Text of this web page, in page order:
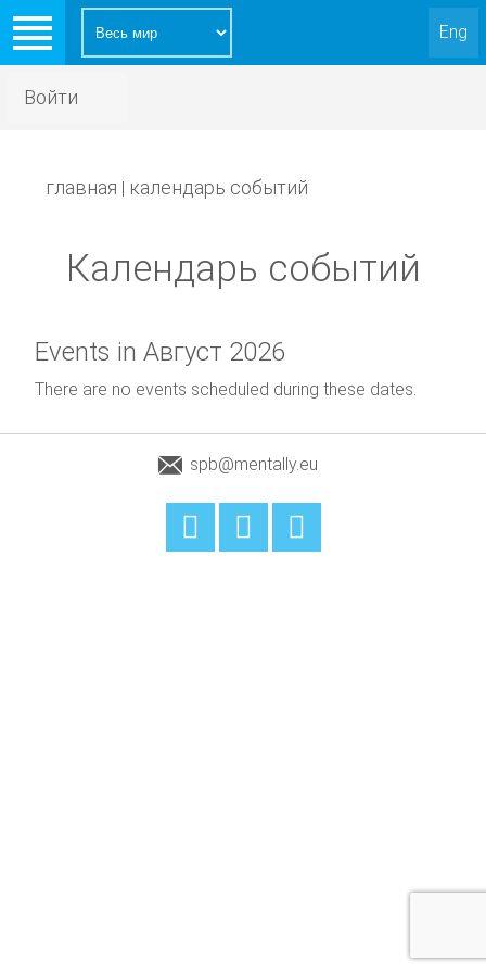
Eng
Войти
главная | календарь событий
Календарь событий
Events in Август 2026
There are no events scheduled during these dates.
spb@mentally.eu